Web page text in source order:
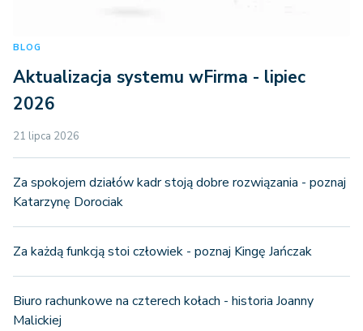
BLOG
Aktualizacja systemu wFirma - lipiec
2026
21 lipca 2026
Za spokojem działów kadr stoją dobre rozwiązania - poznaj
Katarzynę Dorociak
Za każdą funkcją stoi człowiek - poznaj Kingę Jańczak
Biuro rachunkowe na czterech kołach - historia Joanny
Malickiej